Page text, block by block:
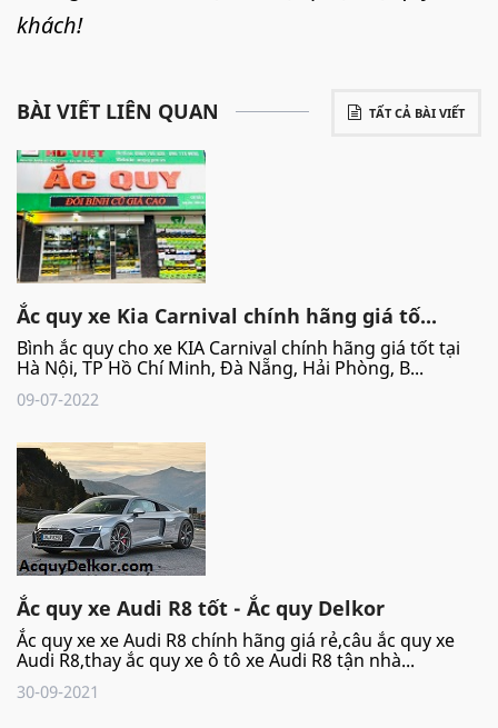
khách!
TẤT CẢ BÀI VIẾT
BÀI VIẾT LIÊN QUAN
Ắc quy xe Kia Carnival chính hãng giá tố...
Bình ắc quy cho xe KIA Carnival chính hãng giá tốt tại
Hà Nội, TP Hồ Chí Minh, Đà Nẵng, Hải Phòng, B...
09-07-2022
Ắc quy xe Audi R8 tốt - Ắc quy Delkor
Ắc quy xe xe Audi R8 chính hãng giá rẻ,câu ắc quy xe
Audi R8,thay ắc quy xe ô tô xe Audi R8 tận nhà...
30-09-2021